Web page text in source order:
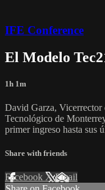
IFE Conference
El Modelo
1h 1m
David Garza, Vicerrector
Tecnológico de
primer ingreso hasta sus
Share with friends
Facebook XEmail